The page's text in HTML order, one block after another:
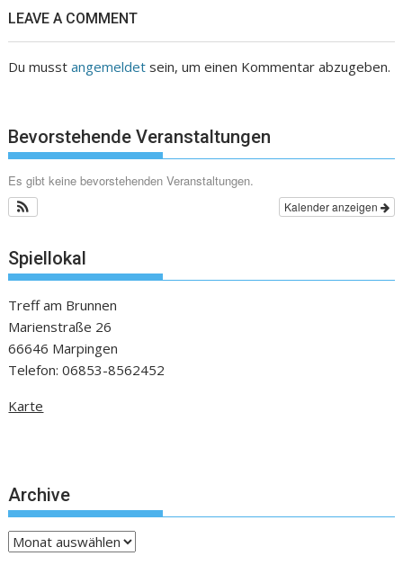
LEAVE A COMMENT
Du musstangemeldet sein, um einen Kommentar abzugeben.
Bevorstehende Veranstaltungen
Es gibt keine bevorstehenden Veranstaltungen.
Kalender anzeigen
Spiellokal
Treff am Brunnen
Marienstraße 26
66646 Marpingen
Telefon: 06853-8562452
Karte
Archive
Archive